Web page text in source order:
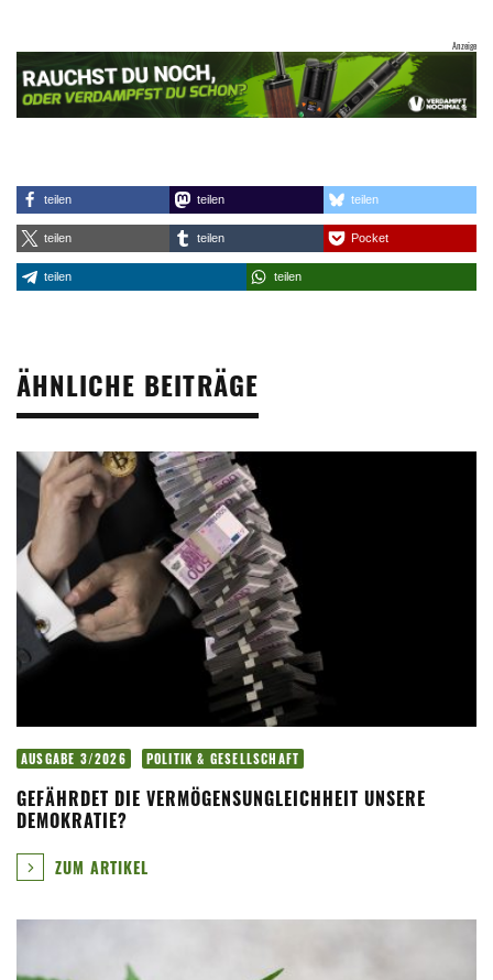
teilen teilen teilen
teilen teilen Pocket
teilen teilen
ÄHNLICHE BEITRÄGE
AUSGABE 3/2026 POLITIK & GESELLSCHAFT
GEFÄHRDET DIE VERMÖGENSUNGLEICHHEIT UNSERE
DEMOKRATIE?
ZUM ARTIKEL